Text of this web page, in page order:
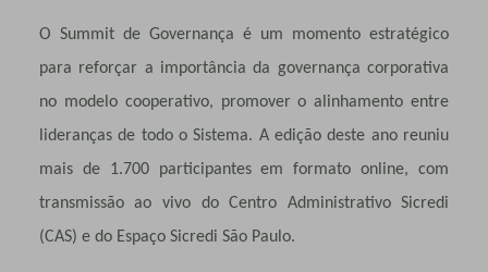
O Summit de Governança é um momento estratégico
para reforçar a importância da governança corporativa
no modelo cooperativo, promover o alinhamento entre
lideranças de todo o Sistema. A edição deste ano reuniu
mais de 1.700 participantes em formato online, com
transmissão ao vivo do Centro Administrativo Sicredi
(CAS) e do Espaço Sicredi São Paulo.